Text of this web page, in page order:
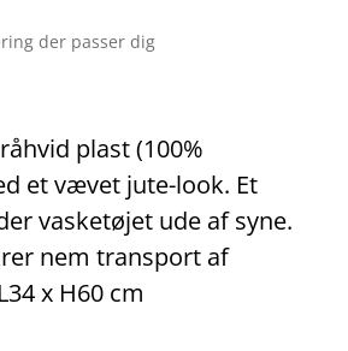
der passer dig
plast (100%
et vævet jute-look. Et
vasketøjet ude af syne.
nem transport af
x H60 cm